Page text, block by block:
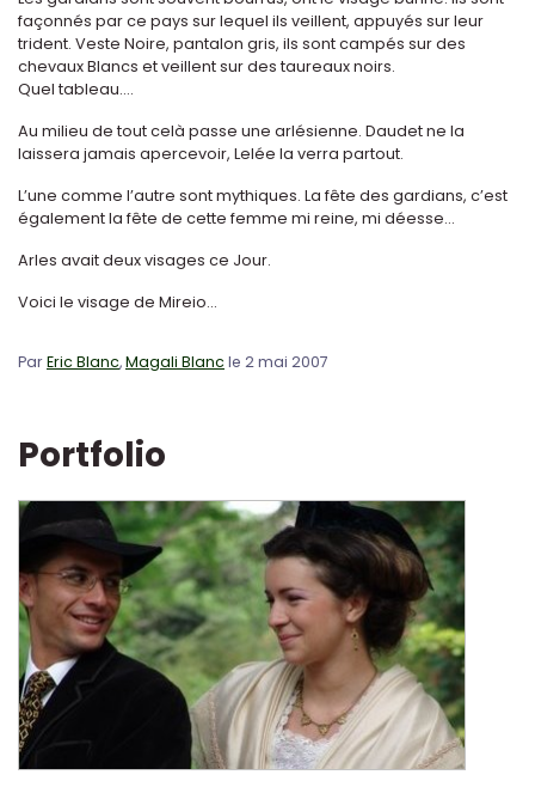
façonnés par ce pays sur lequel ils veillent, appuyés sur leur
trident. Veste Noire, pantalon gris, ils sont campés sur des
chevaux Blancs et veillent sur des taureaux noirs.
Quel tableau....
Au milieu de tout celà passe une arlésienne. Daudet ne la
laissera jamais apercevoir, Lelée la verra partout.
L’une comme l’autre sont mythiques. La fête des gardians, c’est
également la fête de cette femme mi reine, mi déesse...
Arles avait deux visages ce Jour.
Voici le visage de Mireio...
ParEric Blanc,Magali Blanc le 2 mai 2007
Portfolio